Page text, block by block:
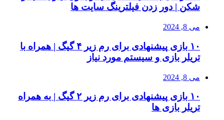
شکن | دور زدن فیلترینگ سایت ها
می 8, 2024
۱۰ بازی پیشنهادی برای رم زیر ۴ گیگ | همراه با
تریلر بازی و سیستم مورد نیاز
می 8, 2024
۱۰ بازی پیشنهادی برای رم زیر ۲ گیگ | به همراه
تریلر بازی ها